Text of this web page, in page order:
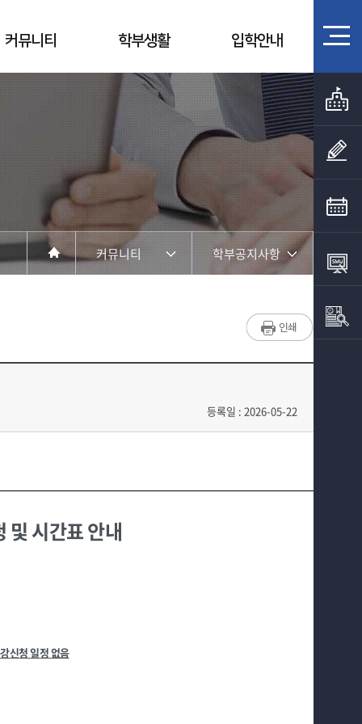
커뮤니티 학부생활 입학안내
커뮤니티
교육과정
학부공지사항
대학원공지사항
등록일 : 2026-05-22
및 시간표 안내
신청 일정 없음